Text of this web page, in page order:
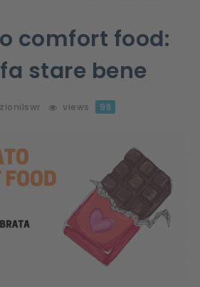
comfort food:
stare bene
views 98